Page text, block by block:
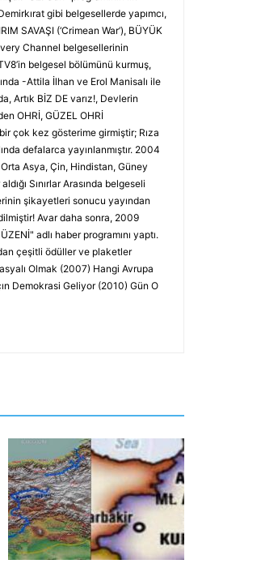
gibi belgesellerde yapımcı,
SAVAŞI (‘Crimean War’), BÜYÜK
Channel belgesellerinin
belgesel bölümünü kurmuş,
-Attila İlhan ve Erol Manisalı ile
Artık BİZ DE varız!, Devlerin
OHRİ, GÜZEL OHRİ
çok kez gösterime girmiştir; Rıza
defalarca yayınlanmıştır. 2004
Orta Asya, Çin, Hindistan, Güney
Sınırlar Arasında belgeseli
şikayetleri sonucu yayından
Avar daha sonra, 2009
adlı haber programını yaptı.
çeşitli ödüller ve plaketler
Olmak (2007) Hangi Avrupa
Demokrasi Geliyor (2010) Gün O